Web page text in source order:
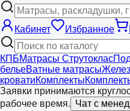
Кабинет
Избранное
КПБМатрасы Струтоклас
бельеВатные матрасы
кроватиКомплекты
Заявки принимаются
рабочее время. Чат с